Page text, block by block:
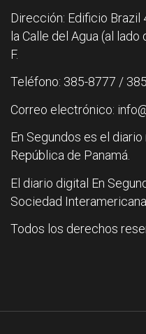
Dirección: Edificio Brazil
la Calle del Agua (al lado
F.
Teléfono: 385-8777 /
Correo electrónico:
En Segundos es el
República de Panamá.
El diario digital En
Sociedad
Todos los derechos